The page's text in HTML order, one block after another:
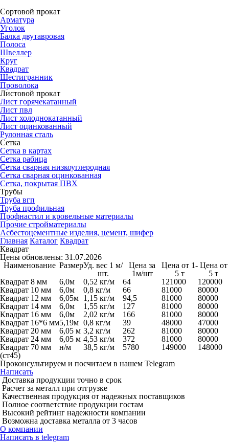
Сортовой прокат
Арматура
Уголок
Балка двутавровая
Полоса
Швеллер
Круг
Квадрат
Шестигранник
Проволока
Листовой прокат
Лист горячекатанный
Лист пвл
Лист холоднокатанный
Лист оцинкованный
Рулонная сталь
Сетка
Сетка в картах
Сетка рабица
Сетка сварная низкоуглеродная
Сетка сварная оцинкованная
Сетка, покрытая ПВХ
Трубы
Труба вгп
Труба профильная
Профнастил и кровельные материалы
Прочие стройматериалы
Асбестоцементные изделия, цемент, шифер
Главная Каталог Квадрат
Квадрат
Цены обновлены: 31.07.2026
Наименование РазмерУд. вес 1 м/
шт.
Цена за
1м/шт
Цена от 1-
5 т
Цена от
5 т
Квадрат 8 мм
6,0м 0,52 кг/м 64 121000
120000
Квадрат 10 мм
6,0м 0,8 кг/м 66 81000
80000
Квадрат 12 мм
6,05м 1,15 кг/м 94,5 81000
80000
Квадрат 14 мм
6,0м 1,55 кг/м 127 81000
80000
Квадрат 16 мм
6,0м 2,02 кг/м 166 81000
80000
Квадрат 16*6 мм5,19м 0,8 кг/м 39 48000
47000
Квадрат 20 мм
6,05 м 3,2 кг/м 262 81000
80000
Квадрат 24 мм
6,05 м 4,53 кг/м 372 81000
80000
Квадрат 70 мм
(ст45)
н/м 38,5 кг/м 5780 149000
148000
Проконсультируем и посчитаем в нашем Telegram
Написать
Доставка продукции точно в срок
Расчет за металл при отгрузке
Качественная продукция от надежных поставщиков
Полное соответствие продукции гостам
Высокий рейтинг надежности компании
Возможна доставка металла от 3 часов
О компании
Написать в telegram